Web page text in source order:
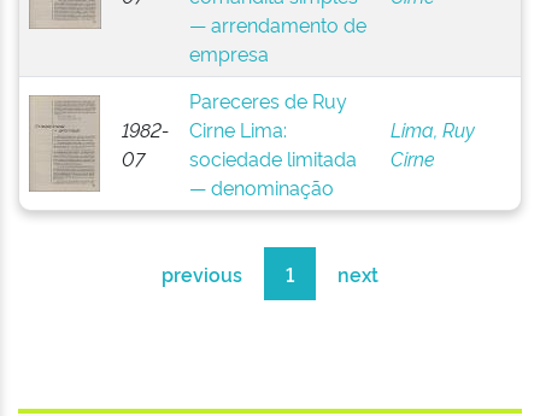
— arrendamento de
empresa
1982-
07
Pareceres de Ruy
Cirne Lima:
sociedade limitada
— denominação
Lima, Ruy
Cirne
previous 1 next